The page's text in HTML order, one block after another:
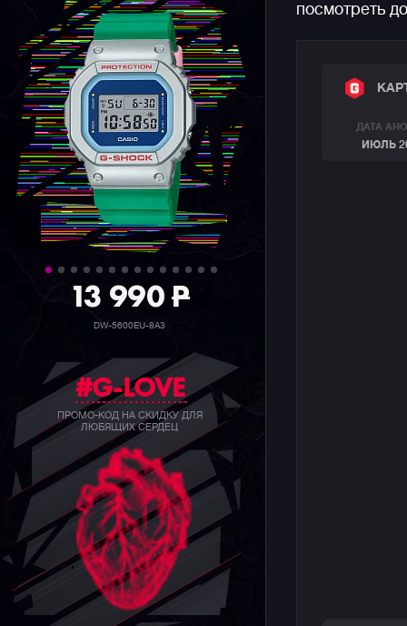
13 990P
DW-5600EU-8A3
#G-LOVE
ПРОМО-КОД НА СКИДКУ ДЛЯ
ЛЮБЯЩИХ СЕРДЕЦ
посмотреть
ДАТА
ИЮЛЬ